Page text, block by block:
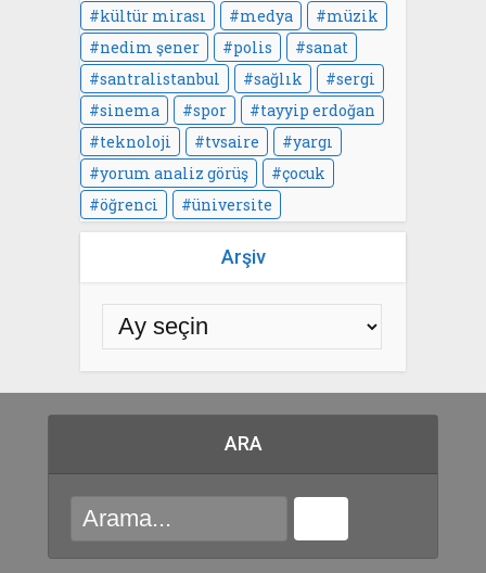
kültür mirası
medya
müzik
nedim şener
polis
sanat
santralistanbul
sağlık
sergi
sinema
spor
tayyip erdoğan
teknoloji
tvsaire
yargı
yorum analiz görüş
çocuk
öğrenci
üniversite
Arşiv
ARA